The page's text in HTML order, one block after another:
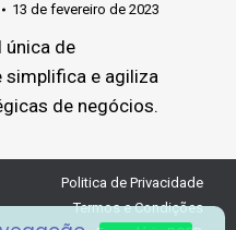
13 de fevereiro de 2023
única de
simplifica e agiliza
de negócios.
Politica de Privacidade
Termos e Condições